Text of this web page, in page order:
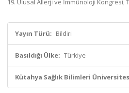
19. Ulusal Allerji ve İmmünoloji Kongresi,
Yayın Türü: Bildiri
Basıldığı Ülke: Türkiye
Kütahya Sağlık Bilimleri